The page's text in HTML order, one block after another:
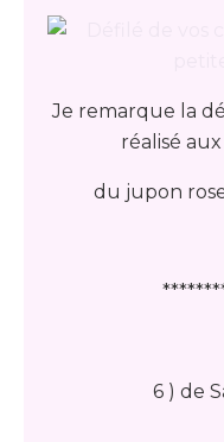
Je remarque la
réalisé
du jupon
6 ) de